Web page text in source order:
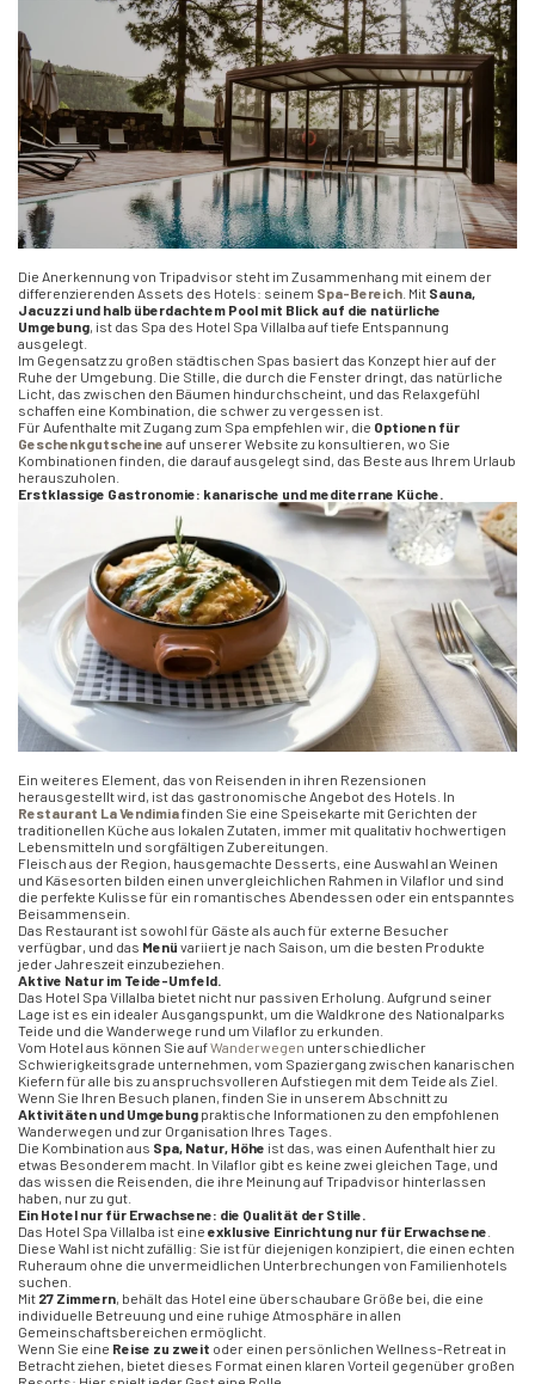
Die Anerkennung von Tripadvisor steht im Zusammenhang mit einem der
differenzierenden Assets des Hotels: seinem Spa-Bereich . Mit Sauna,
Jacuzzi und halb überdachtem Pool mit Blick auf die natürliche
Umgebung, ist das Spa des Hotel Spa Villalba auf tiefe Entspannung
ausgelegt.
Im Gegensatz zu großen städtischen Spas basiert das Konzept hier auf der
Ruhe der Umgebung. Die Stille, die durch die Fenster dringt, das natürliche
Licht, das zwischen den Bäumen hindurchscheint, und das Relaxgefühl
schaffen eine Kombination, die schwer zu vergessen ist.
Für Aufenthalte mit Zugang zum Spa empfehlen wir, die Optionen für
Geschenkgutscheine auf unserer Website zu konsultieren, wo Sie
Kombinationen finden, die darauf ausgelegt sind, das Beste aus Ihrem Urlaub
herauszuholen.
Erstklassige Gastronomie: kanarische und mediterrane Küche.
Ein weiteres Element, das von Reisenden in ihren Rezensionen
herausgestellt wird, ist das gastronomische Angebot des Hotels. In
Restaurant La Vendimiafinden Sie eine Speisekarte mit Gerichten der
traditionellen Küche aus lokalen Zutaten, immer mit qualitativ hochwertigen
Lebensmitteln und sorgfältigen Zubereitungen.
Fleisch aus der Region, hausgemachte Desserts, eine Auswahl an Weinen
und Käsesorten bilden einen unvergleichlichen Rahmen in Vilaflor und sind
die perfekte Kulisse für ein romantisches Abendessen oder ein entspanntes
Beisammensein.
Das Restaurant ist sowohl für Gäste als auch für externe Besucher
verfügbar, und das Menü variiert je nach Saison, um die besten Produkte
jeder Jahreszeit einzubeziehen.
Aktive Natur im Teide-Umfeld.
Das Hotel Spa Villalba bietet nicht nur passiven Erholung. Aufgrund seiner
Lage ist es ein idealer Ausgangspunkt, um die Waldkrone des Nationalparks
Teide und die Wanderwege rund um Vilaflor zu erkunden.
Vom Hotel aus können Sie aufWanderwegen unterschiedlicher
Schwierigkeitsgrade unternehmen, vom Spaziergang zwischen kanarischen
Kiefern für alle bis zu anspruchsvolleren Aufstiegen mit dem Teide als Ziel.
Wenn Sie Ihren Besuch planen, finden Sie in unserem Abschnitt zu
Aktivitäten und Umgebung praktische Informationen zu den empfohlenen
Wanderwegen und zur Organisation Ihres Tages.
Die Kombination aus Spa, Natur, Höhe ist das, was einen Aufenthalt hier zu
etwas Besonderem macht. In Vilaflor gibt es keine zwei gleichen Tage, und
das wissen die Reisenden, die ihre Meinung auf Tripadvisor hinterlassen
haben, nur zu gut.
Ein Hotel nur für Erwachsene: die Qualität der Stille.
Das Hotel Spa Villalba ist eine exklusive Einrichtung nur für Erwachsene
Diese Wahl ist nicht zufällig: Sie ist für diejenigen konzipiert, die einen echten
Ruheraum ohne die unvermeidlichen Unterbrechungen von Familienhotels
suchen.
Mit 27 Zimmern, behält das Hotel eine überschaubare Größe bei, die eine
individuelle Betreuung und eine ruhige Atmosphäre in allen
Gemeinschaftsbereichen ermöglicht.
Wenn Sie eine Reise zu zweit oder einen persönlichen Wellness-Retreat in
Betracht ziehen, bietet dieses Format einen klaren Vorteil gegenüber großen